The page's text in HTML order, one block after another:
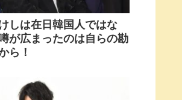
しは在日韓国人ではな
が広まったのは自らの勘
ら！